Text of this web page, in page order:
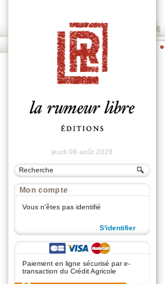
PRIX ROGER DEXTRE
jeudi 06 août 2026
Mon compte
Vous n'êtes pas identifié
S'identifier
Paiement en ligne sécurisé par e-
transaction du Crédit Agricole